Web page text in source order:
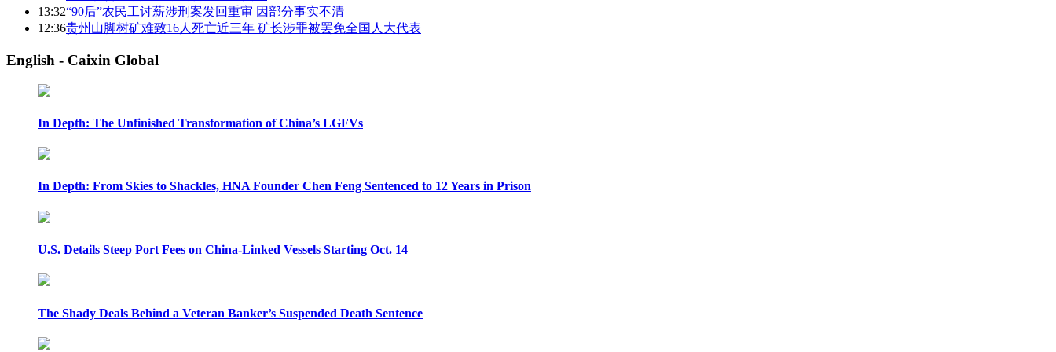
13:32“90后”农民工讨薪涉刑案发回重审 因部分事实不清
12:36贵州山脚树矿难致16人死亡近三年 矿长涉罪被罢免全国人大代表
English - Caixin Global
In Depth: The Unfinished Transformation of China’s LGFVs
In Depth: From Skies to Shackles, HNA Founder Chen Feng Sentenced to 12 Years in Prison
U.S. Details Steep Port Fees on China-Linked Vessels Starting Oct. 14
The Shady Deals Behind a Veteran Banker’s Suspended Death Sentence